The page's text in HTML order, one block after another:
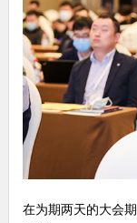
在为期两天的大会